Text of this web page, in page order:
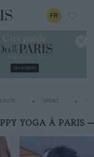
FR
SPORT
YOGA À PARIS